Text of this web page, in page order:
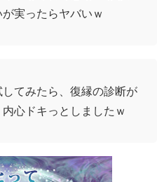
実ったらヤバいｗ
てみたら、 復縁の診断が
内心ドキっとしましたｗ